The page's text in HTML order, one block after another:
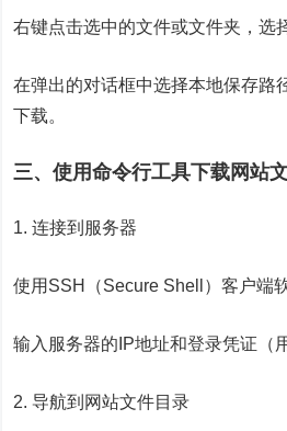
右键点击选中的文件或文件夹，选择
在弹出的对话框中选择本地保存路
下载。
三、使用命令行工具下载网站
1. 连接到服务器
使用SSH（Secure Shell）客户端
输入服务器的IP地址和登录凭证（
2. 导航到网站文件目录